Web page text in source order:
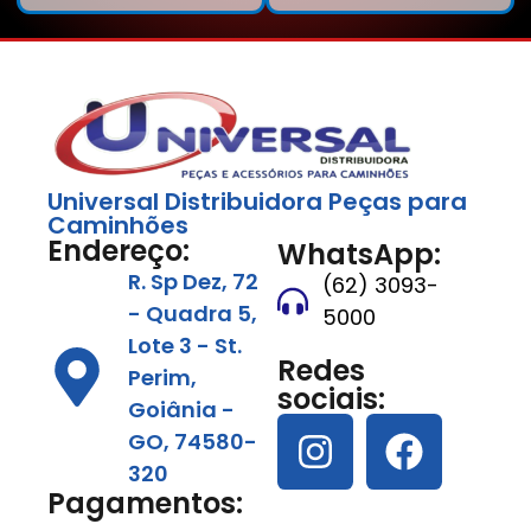
Universal Distribuidora Peças para
Caminhões
Endereço:
R. Sp Dez, 72
- Quadra 5,
Lote 3 - St.
Perim,
Goiânia -
GO, 74580-
320
Pagamentos:
WhatsApp:
(62) 3093-
5000
Redes
sociais: